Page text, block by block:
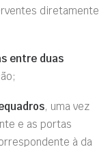
diretamente
entre duas
, uma vez
e as portas
à da